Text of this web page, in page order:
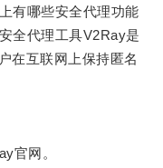
有哪些安全代理功能
全代理工具V2Ray是
在互联网上保持匿名
官网。